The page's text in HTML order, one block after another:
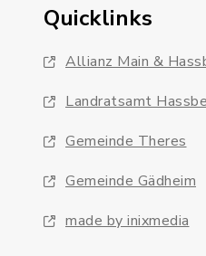
Quicklinks
Allianz Main &
Landratsamt
Gemeinde Theres
Gemeinde Gädheim
made by inixmedia